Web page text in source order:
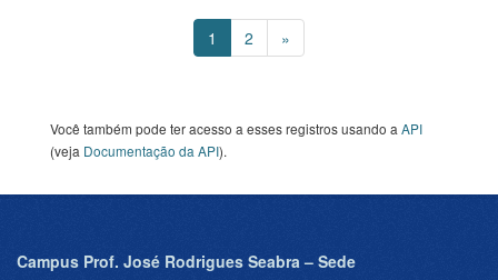
1 2 »
Você também pode ter acesso a esses registros usando a API
(veja Documentação da API).
Campus Prof. José Rodrigues Seabra – Sede